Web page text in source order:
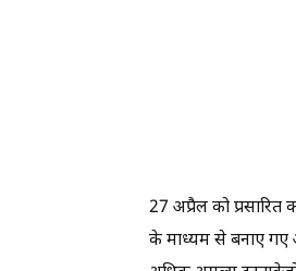
27 अप्रैल को प्रसारित
के माध्यम से बनाए गए